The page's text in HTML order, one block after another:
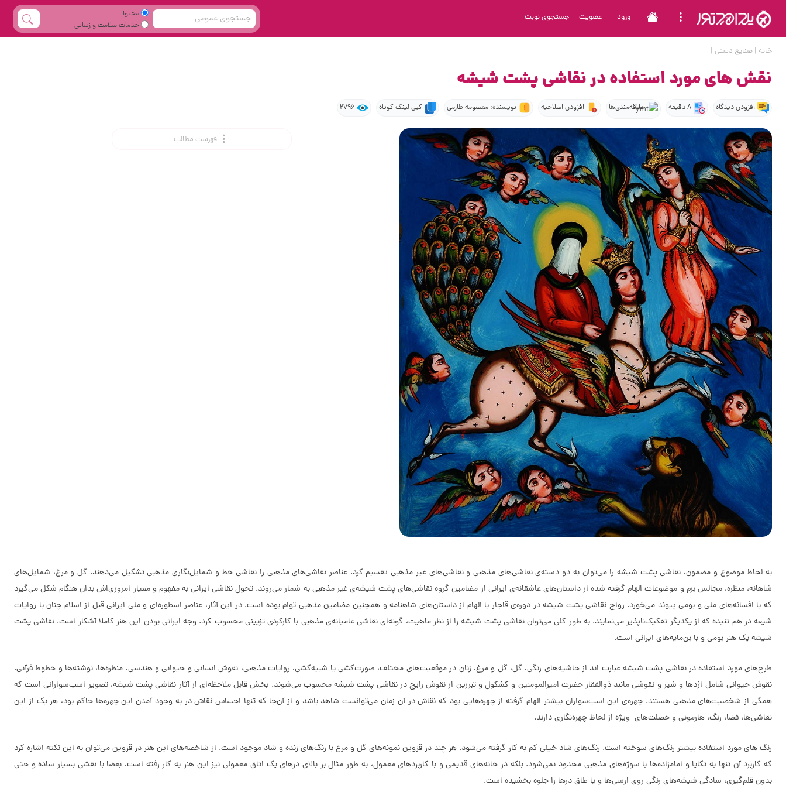
ورود عضویت جستجوی نوبت
محتوا
خدمات سلامت و زیبایی
خانه |صنایع دستی |
نقش های مورد استفاده در نقاشی پشت شیشه
افزودن دیدگاه 8 دقیقه علاقه‌مندی‌ها افزودن اصلاحیه نویسنده: معصومه طارمی کپی لینک کوتاه 2796
فهرست مطالب
به لحاظ موضوع و مضمون، نقاشى پشت شیشه را می‌توان به دو دسته‌ی نقاشى‌هاى مذهبى و نقاشى‌هاى غیر مذهبى تقسیم کرد. عناصر نقاشى‌هاى مذهبى را نقاشى خط و شمایل‌نگارى مذهبى تشکیل می‌دهند. گل و مرغ، شمایل‌هاى
شاهانه، منظره، مجالس بزم و موضوعات الهام گرفته شده از داستان‌هاى عاشقانه‌ی ایرانى از مضامین گروه نقاشى‌هاى پشت شیشه‌ی غیر مذهبى به شمار می‌روند. تحول نقاشی ایرانی به مفهوم و معیار امروزی‌اش بدان هنگام شکل می‌گیرد
که با افسانه‌های ملی و بومی پیوند می‌خورد. رواج نقاشى پشت شیشه در دوره‌ی قاجار با الهام از داستان‌هاى شاهنامه و همچنین مضامین مذهبى توام بوده است. در این آثار، عناصر اسطوره‌اى و ملى ایرانى قبل از اسلام چنان با روایات
شیعه در هم تنیده که از یکدیگر تفکیک‌ناپذیر می‌نمایند. به طور کلی می‌توان نقاشی پشت شیشه را از نظر ماهیت، گونه‌ای نقاشی عامیانه‌ی مذهبی با کارکردی تزیینی محسوب کرد. وجه ایرانی بودن این هنر کاملا آشکار است. نقاشی پشت
شیشه یک هنر بومی و با بن‌مایه‌های ایرانی است.
طرح‌هاى مورد استفاده در نقاشى پشت شیشه عبارت اند از حاشیه‌هاى رنگى، گل، گل و مرغ، زنان در موقعیت‌هاى مختلف، صورت‌کشى یا شبیه‌کشى، روایات مذهبى، نقوش انسانى و حیوانى و هندسى، منظره‌ها، نوشته‌ها و خطوط قرآنى.
نقوش حیوانى شامل اژدها و شیر و نقوشى مانند ذوالفقار حضرت امیرالمومنین و کشکول و تبرزین از نقوش رایج در نقاشى پشت شیشه محسوب می‌شوند. بخش قابل ملاحظه‌اى از آثار نقاشى پشت شیشه، تصویر اسب‌سوارانى است که
همگى از شخصیت‌هاى مذهبى هستند. چهره‌ی این اسب‌سواران بیشتر الهام گرفته از چهره‌هایى بود که نقاش در آن زمان می‌توانست شاهد باشد و از آن‌جا که تنها احساس نقاش در به وجود آمدن این چهره‌ها حاکم بود، هر یک از این
نقاشى‌ها، فضا، رنگ، هارمونى و خصلت‌هاى ویژه از لحاظ چهره‌نگارى دارند.
رنگ هاى مورد استفاده بیشتر رنگ‌هاى سوخته است. رنگ‌هاى شاد خیلى کم به کار گرفته می‌شود. هر چند در قزوین نمونه‌های گل و مرغ با رنگ‌های زنده و شاد موجود است. از شاخصه‌های این هنر در قزوین می‌توان به این نکته اشاره کرد
که کاربرد آن تنها به تکایا و امامزاده‌ها با سوژه‌های مذهبی محدود نمی‌شود. بلکه در خانه‌های قدیمی و با کاربردهای معمول، به طور مثال بر بالای درهای یک اتاق معمولی نیز این هنر به کار رفته است، بعضا با نقشی بسیار ساده و حتی
بدون قلم‌گیری، سادگی شیشه‌های رنگی روی ارسی‌ها و یا طاق درها را جلوه بخشیده است.